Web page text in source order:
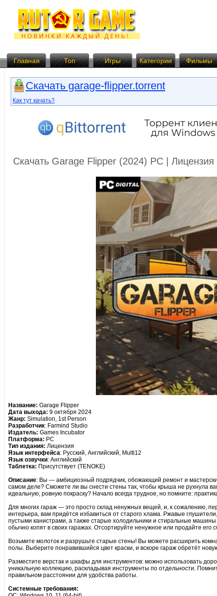
Главная Топ Игры Категории Фильмы
Скачать garage-flipper.torrent
Как тут качать?
Скачать Garage Flipper (2024) PC |
Название: Garage Flipper
Дата выхода: 9 октября 2024
Жанр: Simulation, 1st Person
Разработчик: Farmind Studio
Издатель: Games Incubator
Платформа: PC
Тип издания: Лицензия
Язык интерфейса: Русский, Английский, Multi12
Язык озвучки: Английский
Таблетка: Присутствует (TENOKE)
Описание: Вы — амбициозный подрядчик, обожающий ремонт и
самом деле? Сможете ли вы снести стены так, чтобы крыша не рухнула
идеальную, ровную покраску? Начало всегда трудное, но помните:
Для многих гараж — это просто склад ненужных вещей, и, к сожалению,
интерьера, вам придётся избавиться от старого хлама. Ржавые
пустыми канистрами, а также старые холодильники и стиральные
обычно копят в своих гаражах. Отсортируйте ненужное или продайте
Возьмите молоток и разрушьте старые стены! Вы можете расширить
полы. Выберите понравившийся цвет краски, и вскоре гараж обретёт
Разместите верстак и шкафы для инструментов: можно использовать
уникальную коллекцию, раскладывая инструменты по отдельности.
правильном расстоянии для удобства работы.
Системные требования: